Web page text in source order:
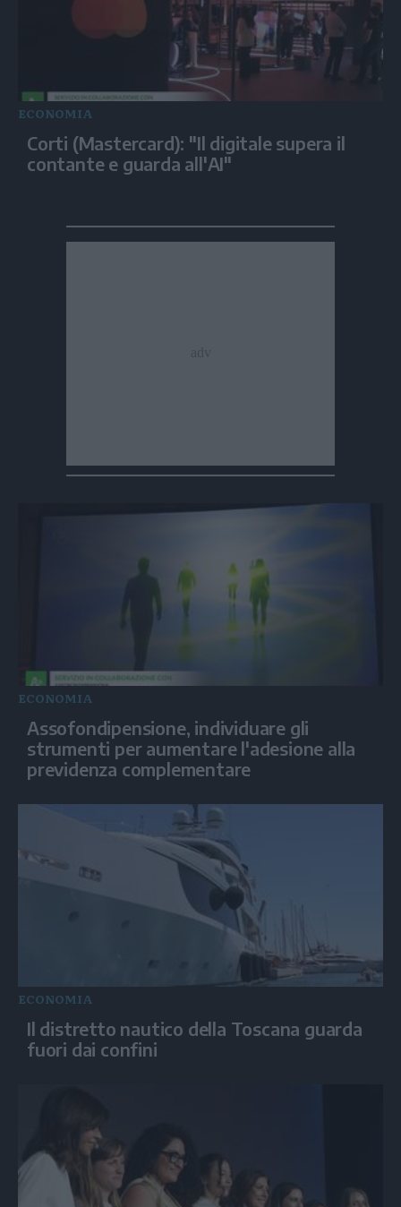
ECONOMIA
Corti (Mastercard): "Il digitale supera il
contante e guarda all'AI"
ECONOMIA
Assofondipensione, individuare gli
strumenti per aumentare l'adesione alla
previdenza complementare
ECONOMIA
Il distretto nautico della Toscana guarda
fuori dai confini